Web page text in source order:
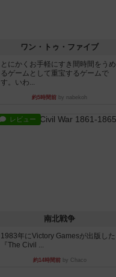
ワン・トゥ・ファイブ
とにかくお手軽にすき間時間をうめ
るゲームとして重宝するゲームで
す。いわ...
約5時間前 by nabekoh
レビュー
南北戦争
1983年にVictory Gamesが出版した
『The Civil ...
約14時間前by Chaco